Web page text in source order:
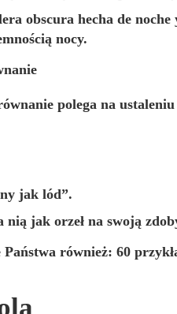
obscura hecha de noche
nocy.
polega na
jaklód”.
nią jak orzełna swoją
Państwa również: 60